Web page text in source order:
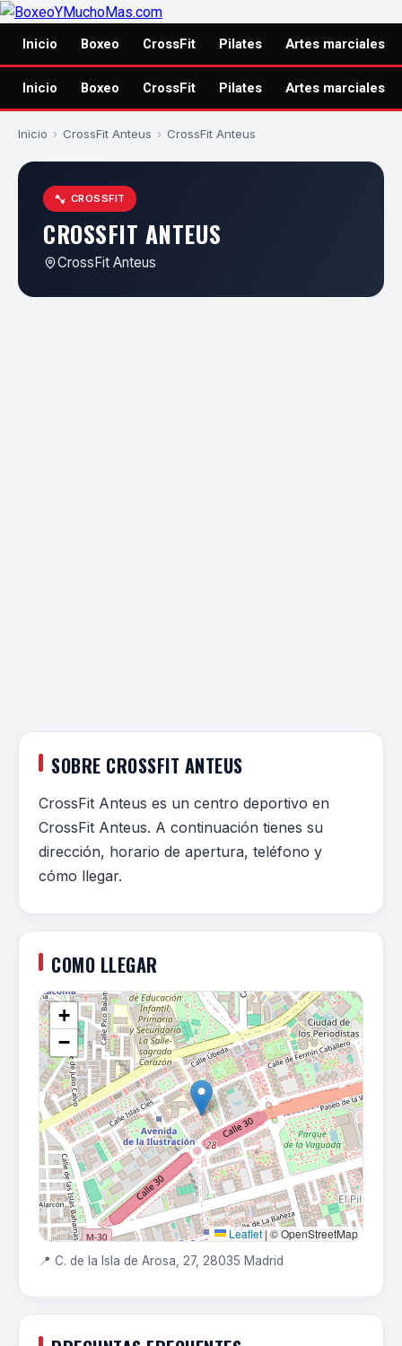
Inicio Boxeo CrossFit Pilates Artes marciales
Inicio Boxeo CrossFit Pilates Artes marciales
Inicio › CrossFit Anteus › CrossFit Anteus
CROSSFIT
CROSSFIT ANTEUS
CrossFit Anteus
SOBRE CROSSFIT ANTEUS
CrossFit Anteus es un centro deportivo en
CrossFit Anteus. A continuación tienes su
dirección, horario de apertura, teléfono y
cómo llegar.
COMO LLEGAR
+
−
Leaflet | © OpenStreetMap
📍 C. de la Isla de Arosa, 27, 28035 Madrid